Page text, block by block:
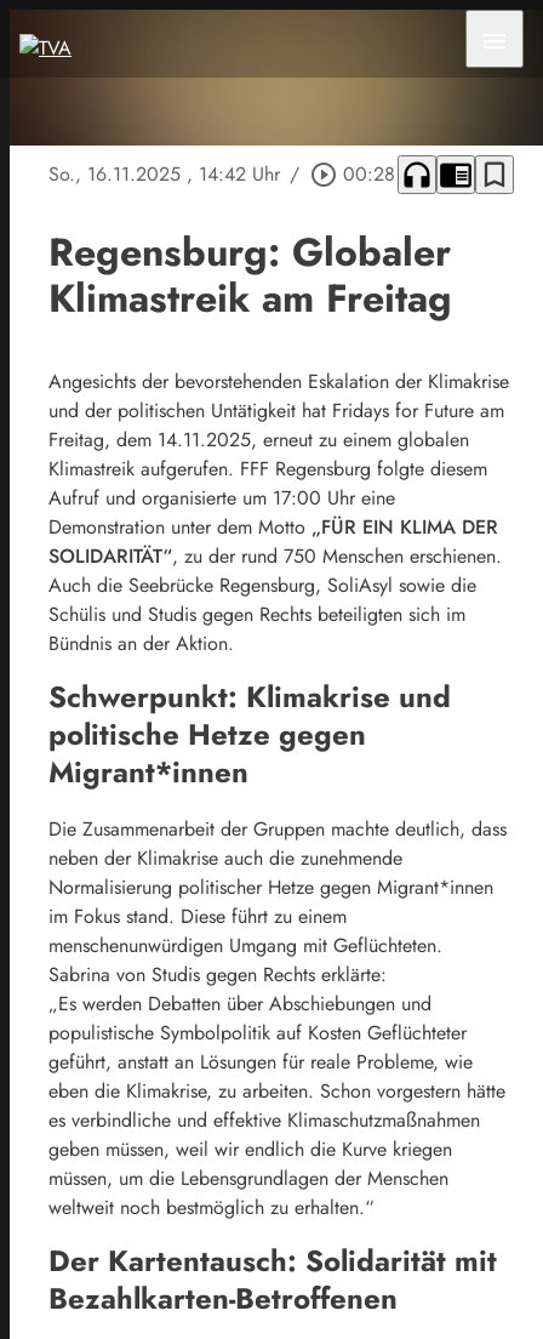
So., 16.11.2025 , 14:42 Uhr / play_circle_outline 00:28 headphones chrome_reader_mode bookmark_border
Regensburg: Globaler
Klimastreik am Freitag
Angesichts der bevorstehenden Eskalation der Klimakrise
und der politischen Untätigkeit hat Fridays for Future am
Freitag, dem 14.11.2025, erneut zu einem globalen
Klimastreik aufgerufen. FFF Regensburg folgte diesem
Aufruf und organisierte um 17:00 Uhr eine
Demonstration unter dem Motto „FÜR EIN KLIMA DER
SOLIDARITÄT“, zu der rund 750 Menschen erschienen.
Auch die Seebrücke Regensburg, SoliAsyl sowie die
Schülis und Studis gegen Rechts beteiligten sich im
Bündnis an der Aktion.
Schwerpunkt: Klimakrise und
politische Hetze gegen
Migrant*innen
Die Zusammenarbeit der Gruppen machte deutlich, dass
neben der Klimakrise auch die zunehmende
Normalisierung politischer Hetze gegen Migrant*innen
im Fokus stand. Diese führt zu einem
menschenunwürdigen Umgang mit Geflüchteten.
Sabrina von Studis gegen Rechts erklärte:
„Es werden Debatten über Abschiebungen und
populistische Symbolpolitik auf Kosten Geflüchteter
geführt, anstatt an Lösungen für reale Probleme, wie
eben die Klimakrise, zu arbeiten. Schon vorgestern hätte
es verbindliche und effektive Klimaschutzmaßnahmen
geben müssen, weil wir endlich die Kurve kriegen
müssen, um die Lebensgrundlagen der Menschen
weltweit noch bestmöglich zu erhalten.“
Der Kartentausch: Solidarität mit
Bezahlkarten-Betroffenen